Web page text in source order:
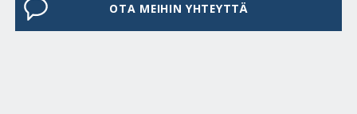
OTA MEIHIN YHTEYTTÄ